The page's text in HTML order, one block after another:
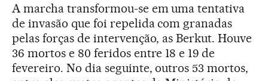
A marcha transformou-se em uma tentativa
de invasão que foi repelida com granadas
pelas forças de intervenção, as Berkut. Houve
36 mortos e 80 feridos entre 18 e 19 de
fevereiro. No dia seguinte, outros 53 mortos,